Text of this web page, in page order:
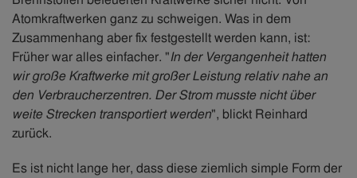
Atomkraftwerken ganz zu schweigen. Was in dem
Zusammenhang aber fix festgestellt werden kann, ist:
Früher war alles einfacher. "In der Vergangenheit hatten
wir große Kraftwerke mit großer Leistung relativ nahe an
den Verbraucherzentren. Der Strom musste nicht über
weite Strecken transportiert werden", blickt Reinhard
zurück.
Es ist nicht lange her, dass diese ziemlich simple Form der